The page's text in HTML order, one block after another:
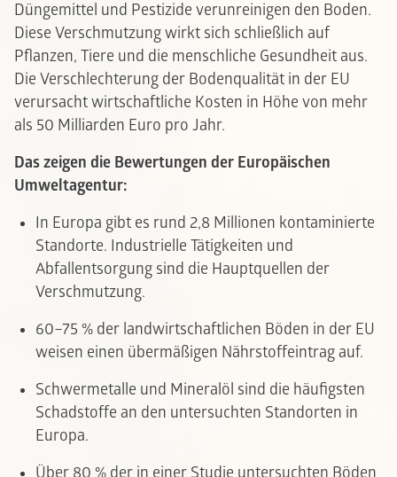
Düngemittel und Pestizide verunreinigen den Boden.
Diese Verschmutzung wirkt sich schließlich auf
Pflanzen, Tiere und die menschliche Gesundheit aus.
Die Verschlechterung der Bodenqualität in der EU
verursacht wirtschaftliche Kosten in Höhe von mehr
als 50 Milliarden Euro pro Jahr.
Das zeigen die Bewertungen der Europäischen
Umweltagentur:
In Europa gibt es rund 2,8 Millionen kontaminierte
Standorte. Industrielle Tätigkeiten und
Abfallentsorgung sind die Hauptquellen der
Verschmutzung.
60–75 % der landwirtschaftlichen Böden in der EU
weisen einen übermäßigen Nährstoffeintrag auf.
Schwermetalle und Mineralöl sind die häufigsten
Schadstoffe an den untersuchten Standorten in
Europa.
Über 80 % der in einer Studie untersuchten Böden